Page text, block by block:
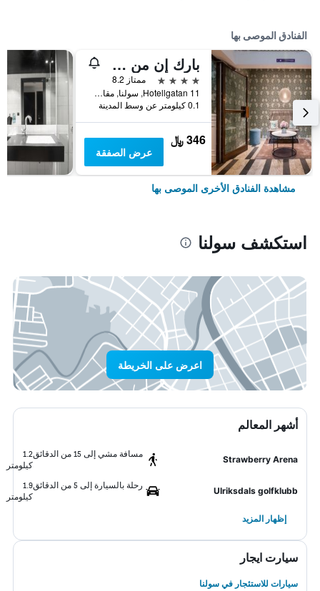
الفنادق الموصى بها
بارك إن من راديسون سولنا
4 نجوم
ممتاز 8.2
Hotellgatan 11, سولنا, مقاطعة ستوكهولم, السويد
0.1 كيلومتر عن وسط المدينة
346 ﷼
عرض الصفقة
مشاهدة الفنادق الأخرى الموصى بها
استكشف سولنا
اعرض على الخريطة
أشهر المعالم
Strawberry Arena
مسافة مشي إلى 15 من الدقائق
1.2
كيلومتر
Ulriksdals golfklubb
رحلة بالسيارة إلى 5 من الدقائق
1.9
كيلومتر
إظهار المزيد
سيارت ايجار
سيارات للاستئجار في سولنا